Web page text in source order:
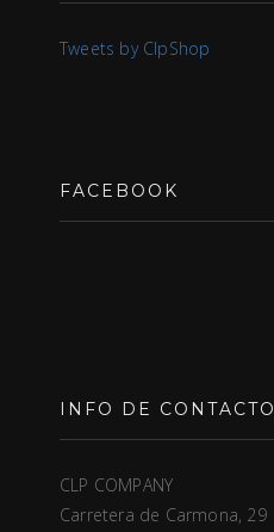
Tweets by ClpShop
FACEBOOK
INFO DE CONTACTO
CLP COMPANY
Carretera de Carmona, 29